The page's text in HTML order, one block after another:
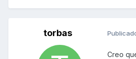
torbas
Creo